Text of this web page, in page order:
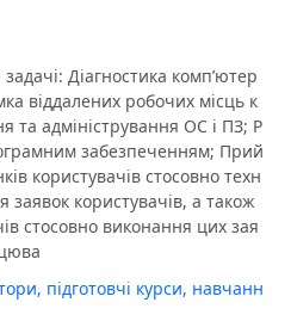
Діагностика комп’ютер
віддалених робочих місць к
та адміністрування ОС і ПЗ; Р
забезпеченням; Прий
користувачів стосовно техн
користувачів, а також
стосовно виконання цих зая
підготовчі курси, навчанн